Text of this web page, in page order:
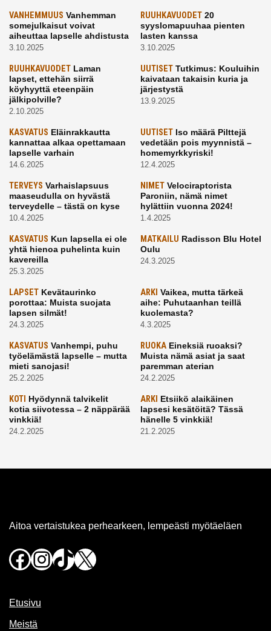
VANHEMMUUS Vanhemman
somejulkaisut voivat
aiheuttaa lapselle ahdistusta
3.10.2025
RUUHKAVUODET20
syyslomapuuhaa pienten
lasten kanssa
3.10.2025
RUUHKAVUODET Laman
lapset, ettehän siirrä
köyhyyttä eteenpäin
jälkipolville?
2.10.2025
UUTISETTutkimus: Kouluihin
kaivataan takaisin kuria ja
järjestystä
13.9.2025
KASVATUS Eläinrakkautta
kannattaa alkaa opettamaan
lapselle varhain
14.6.2025
UUTISETIso määrä Pilttejä
vedetään pois myynnistä –
homemyrkkyriski!
12.4.2025
TERVEYS Varhaislapsuus
maaseudulla on hyvästä
terveydelle – tästä on kyse
10.4.2025
NIMETVelociraptorista
Paroniin, nämä nimet
hylättiin vuonna 2024!
1.4.2025
KASVATUS Kun lapsella ei ole
yhtä hienoa puhelinta kuin
kavereilla
25.3.2025
MATKAILU Radisson Blu Hotel
Oulu
24.3.2025
LAPSET Kevätaurinko
porottaa: Muista suojata
lapsen silmät!
24.3.2025
ARKI Vaikea, mutta tärkeä
aihe: Puhutaanhan teillä
kuolemasta?
4.3.2025
KASVATUS Vanhempi, puhu
työelämästä lapselle – mutta
mieti sanojasi!
25.2.2025
RUOKAEineksiä ruoaksi?
Muista nämä asiat ja saat
paremman aterian
24.2.2025
KOTI Hyödynnä talvikelit
kotia siivotessa – 2 näppärää
vinkkiä!
24.2.2025
ARKI Etsiikö alaikäinen
lapsesi kesätöitä? Tässä
hänelle 5 vinkkiä!
21.2.2025
Aitoa vertaistukea perhearkeen, lempeästi myötäeläen
Facebook
Instagram
TikTok
X
Etusivu
Meistä